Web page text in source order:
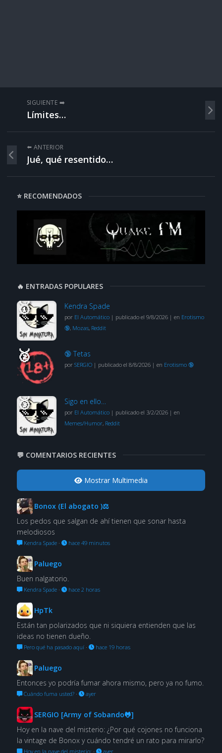
SIGUIENTE ➡️
Límites…
⬅️ ANTERIOR
Jué, qué resentido…
⭐ RECOMENDADOS
🔥 ENTRADAS POPULARES
Kendra Spade
por El Automático| publicado el 9/8/2026| en Erotismo
🔞, Mozas, Reddit
🔞 Tetas
por SERGIO| publicado el 8/8/2026| en Erotismo 🔞
Sigo en ello…
por El Automático| publicado el 3/2/2026| en
Memes/Humor, Reddit
💬 COMENTARIOS RECIENTES
Mostrar Multimedia
Bonox (El abogato )⚖
Los pedos que salgan de ahí tienen que sonar hasta
melodiosos
Kendra Spade· hace 49 minutos
Paluego
Buen nalgatorio.
Kendra Spade· hace 2 horas
HpTk
Están tan polarizados que ni siquiera entienden que las
ideas no tienen dueño.
Pero qué ha pasado aquí· hace 19 horas
Paluego
Entonces yo podría fumar ahora mismo, pero ya no fumo.
Cuándo fuma usted?· ayer
SERGIO [Army of Sobando🐸]
Hoy en la nave del misterio: ¿Por qué cojones no funciona
la vintage de Bonox y cuándo tendré un rato para mirarlo?
Hoy en la nave del misterio: · ayer